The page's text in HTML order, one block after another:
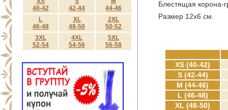
40-42
42-44
44-46
L
46-48
XL
48-50
2XL
50-52
3XL
52-54
4XL
54-56
5XL
56-58
Блестящая корона-
Размер 12х6 см.
XS (40-42)
S (42-44)
M (44-46)
L (46-48)
XL (48-50)